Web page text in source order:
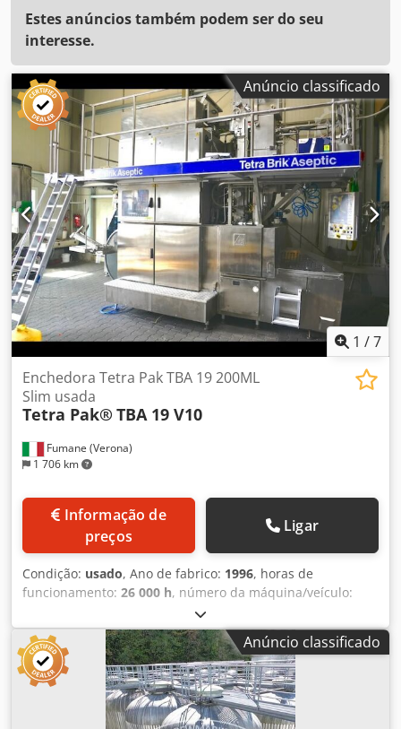
Estes anúncios também podem ser do seu
interesse.
Anúncio classificado
1 /7
Fumane (Verona)
1 706 km
Enchedora Tetra Pak TBA 19 200ML
Slim usada
Tetra Pak® TBA 19 V10
preços
Ligar
Condição: usado, Ano de fabrico: 1996, horas de
funcionamento: 26 000 h, número da máquina/veículo:
, Enchedora Tetra Pak TBA 19 200ML Slim
usadaEspecificações técnicas e dados de desempenhoEsta
enchedora asséptica para cartonados é uma Tetra Pak TBA
19 V10 de segunda mão, configurada para o formato 200
ml Slim. Foi revisada em oficina, totalmente testada e
recebeu uma reforma total em 2026 para garantir
desempenho confiável em ambientes de envase industrial
Anúncio classificado